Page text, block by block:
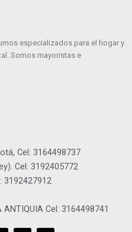
especializados para el hogar y
Somos mayoristas e
Cel: 3164498737
Cel: 3192405772
3192427912
ANTIQUIA Cel: 3164498741